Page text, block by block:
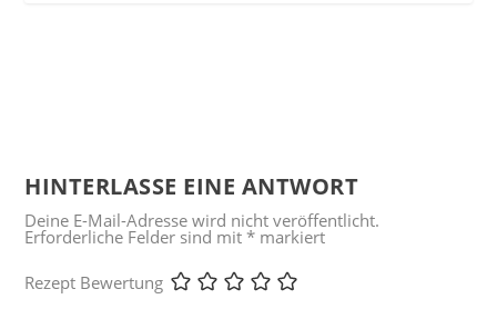
HINTERLASSE EINE ANTWORT
Deine E-Mail-Adresse wird nicht veröffentlicht.
Erforderliche Felder sind mit* markiert
Rezept Bewertung